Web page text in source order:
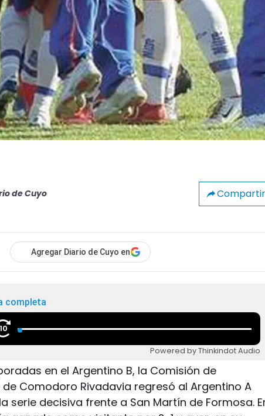
de Cuyo Compartir
Agregar Diario de Cuyo en
completa
10
Powered by Thinkindot Audio
en el Argentino B, la Comisión de
Comodoro Rivadavia regresó al Argentino A
serie decisiva frente a San Martín de Formosa.